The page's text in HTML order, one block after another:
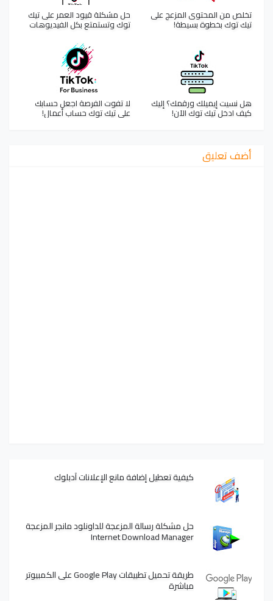
تخلص من المحتوى المزعج على
تيك توك بخطوة بسيطة!
حل مشكلة قيود العمر على تيك
توك وتستمتع بكل الفيديوهات
هل نسيت إيميلك ورقمك؟ إليك
كيف ادخل تيك توك الآن!
لا تفوت الفرصة اجعل حسابك
على تيك توك حساب أعمال!
أضف تعليق
كيفية تعطيل إضافة مانع الإعلانات آدبلوك
حل مشكلة رسالة المزعجة للداونلود مانجر المزعجة
Internet Download Manager
طريقة تحميل تطبيقات Google Play على الكمبيوتر
مباشرة